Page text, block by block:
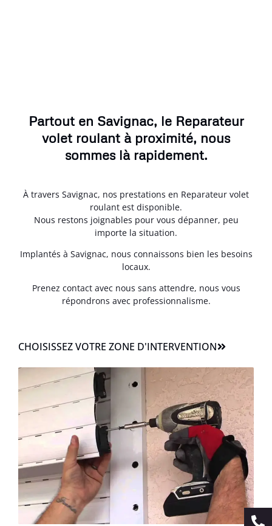
Partout en Savignac, le Reparateur
volet roulant à proximité, nous
sommes là rapidement.
À travers Savignac, nos prestations en Reparateur volet
roulant est disponible.
Nous restons joignables pour vous dépanner, peu
importe la situation.
Implantés à Savignac, nous connaissons bien les besoins
locaux.
Prenez contact avec nous sans attendre, nous vous
répondrons avec professionnalisme.
CHOISISSEZ VOTRE ZONE D'INTERVENTION